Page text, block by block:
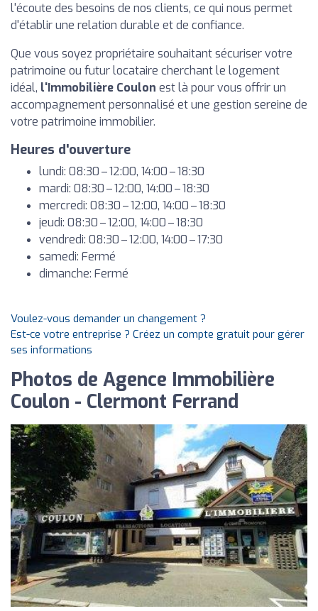
l'écoute des besoins de nos clients, ce qui nous permet
d'établir une relation durable et de confiance.
Que vous soyez propriétaire souhaitant sécuriser votre
patrimoine ou futur locataire cherchant le logement
idéal, l'Immobilière Coulon est là pour vous offrir un
accompagnement personnalisé et une gestion sereine de
votre patrimoine immobilier.
Heures d'ouverture
lundi: 08:30 – 12:00, 14:00 – 18:30
mardi: 08:30 – 12:00, 14:00 – 18:30
mercredi: 08:30 – 12:00, 14:00 – 18:30
jeudi: 08:30 – 12:00, 14:00 – 18:30
vendredi: 08:30 – 12:00, 14:00 – 17:30
samedi: Fermé
dimanche: Fermé
Voulez-vous demander un changement ?
Est-ce votre entreprise ? Créez un compte gratuit pour gérer
ses informations
Photos de Agence Immobilière
Coulon - Clermont Ferrand